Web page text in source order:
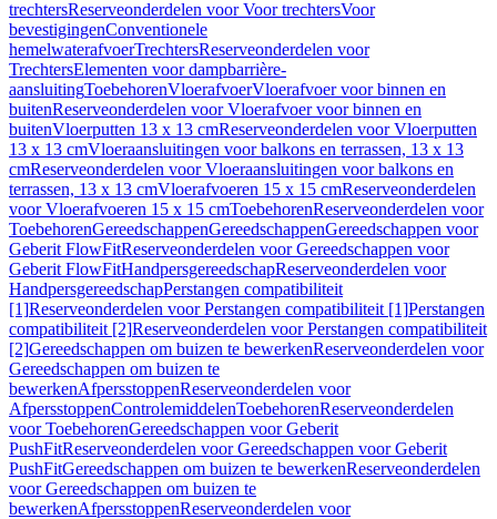
trechtersReserveonderdelen voor Voor trechtersVoor
bevestigingenConventionele
hemelwaterafvoerTrechtersReserveonderdelen voor
TrechtersElementen voor dampbarrière-
aansluitingToebehorenVloerafvoerVloerafvoer voor binnen en
buitenReserveonderdelen voor Vloerafvoer voor binnen en
buitenVloerputten 13 x 13 cmReserveonderdelen voor Vloerputten
13 x 13 cmVloeraansluitingen voor balkons en terrassen, 13 x 13
cmReserveonderdelen voor Vloeraansluitingen voor balkons en
terrassen, 13 x 13 cmVloerafvoeren 15 x 15 cmReserveonderdelen
voor Vloerafvoeren 15 x 15 cmToebehorenReserveonderdelen voor
ToebehorenGereedschappenGereedschappenGereedschappen voor
Geberit FlowFitReserveonderdelen voor Gereedschappen voor
Geberit FlowFitHandpersgereedschapReserveonderdelen voor
HandpersgereedschapPerstangen compatibiliteit
[1]Reserveonderdelen voor Perstangen compatibiliteit [1]Perstangen
compatibiliteit [2]Reserveonderdelen voor Perstangen compatibiliteit
[2]Gereedschappen om buizen te bewerkenReserveonderdelen voor
Gereedschappen om buizen te
bewerkenAfpersstoppenReserveonderdelen voor
AfpersstoppenControlemiddelenToebehorenReserveonderdelen
voor ToebehorenGereedschappen voor Geberit
PushFitReserveonderdelen voor Gereedschappen voor Geberit
PushFitGereedschappen om buizen te bewerkenReserveonderdelen
voor Gereedschappen om buizen te
bewerkenAfpersstoppenReserveonderdelen voor